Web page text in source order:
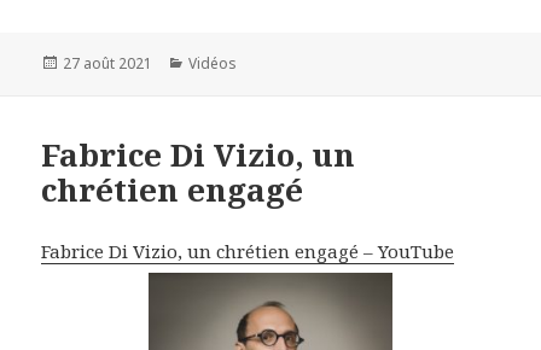
Publié
27 août 2021 Catégories
Vidéos
Fabrice Di Vizio, un
chrétien engagé
Fabrice Di Vizio, un chrétien engagé – YouTube